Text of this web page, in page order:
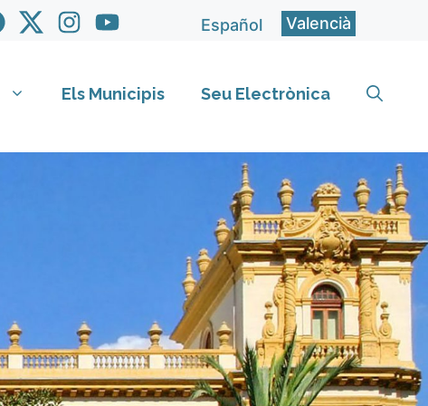
Español Valencià
Els Municipis Seu Electrònica